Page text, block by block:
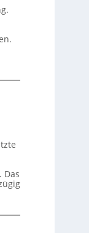
Das